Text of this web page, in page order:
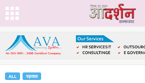
ALL पड़ताल